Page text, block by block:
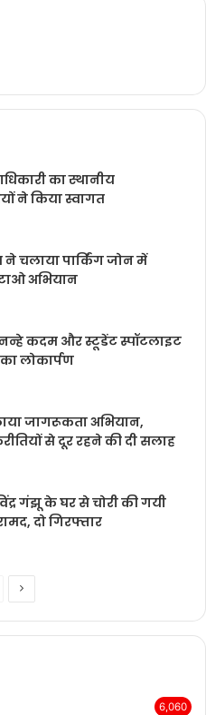
का स्थानीय
ने किया स्वागत
चलाया पार्किंग जोन में
अभियान
कदम और स्टूडेंट स्पॉटलाइट
लोकार्पण
जागरूकता अभियान,
से दूर रहने की दी सलाह
गंझू के घर से चोरी की गयी
दो गिरफ्तार
Next
6,060